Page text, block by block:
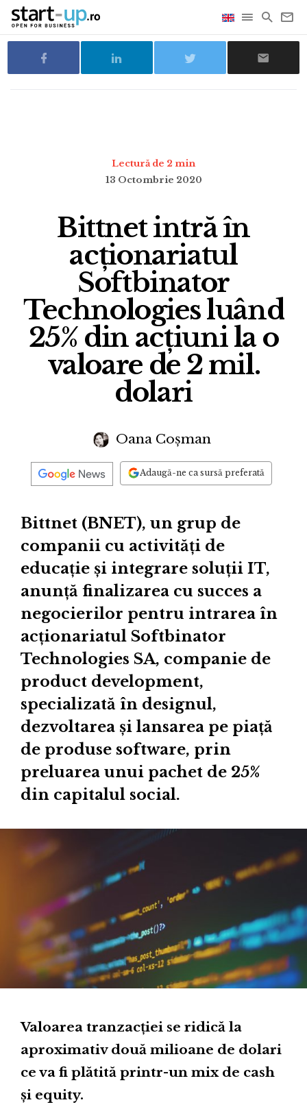
Lectură de 2 min
13 Octombrie 2020
Bittnet intră în
acționariatul
Softbinator
Technologies luând
25% din acțiuni la o
valoare de 2 mil.
dolari
Oana Coșman
Adaugă-ne ca sursă preferată
Bittnet (BNET), un grup de
companii cu activități de
educație și integrare soluții IT,
anunță finalizarea cu succes a
negocierilor pentru intrarea în
acționariatul Softbinator
Technologies SA, companie de
product development,
specializată în designul,
dezvoltarea și lansarea pe piață
de produse software, prin
preluarea unui pachet de 25%
din capitalul social.
Valoarea tranzacției se ridică la
aproximativ două milioane de dolari
ce va fi plătită printr-un mix de cash
și equity.